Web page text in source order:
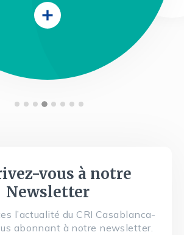
vous à notre
Newsletter
l’actualité du CRI Casablanca-
abonnant à notre newsletter.